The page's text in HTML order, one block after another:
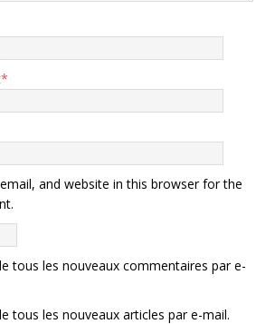
*
and website in this browser for the
tous les nouveaux commentaires par e-
tous les nouveaux articles par e-mail.